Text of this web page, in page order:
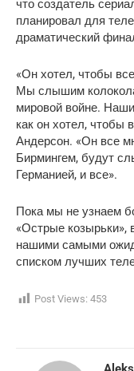
что создатель
планировал для
драматический
«Он хотел, чтобы
Мы слышим
мировой войне.
как он хотел, чтобы
Андерсон. «Он все
Бирмингем, будут
Германией, и все».
Пока мы не узнаем
«Острые козырьки»,
нашими самыми
списком лучших
Post Views: 453